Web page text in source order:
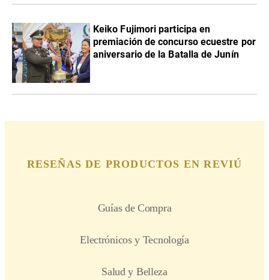
Keiko Fujimori participa en
premiación de concurso ecuestre por
aniversario de la Batalla de Junín